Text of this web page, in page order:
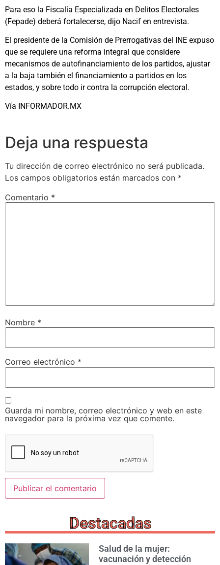
Para eso la Fiscalía Especializada en Delitos Electorales
(Fepade) deberá fortalecerse, dijo Nacif en entrevista.
El presidente de la Comisión de Prerrogativas del INE expuso
que se requiere una reforma integral que considere
mecanismos de autofinanciamiento de los partidos, ajustar
a la baja también el financiamiento a partidos en los
estados, y sobre todo ir contra la corrupción electoral.
Vía INFORMADOR.MX
Deja una respuesta
Tu dirección de correo electrónico no será publicada.
Los campos obligatorios están marcados con *
Comentario *
Nombre *
Correo electrónico *
Guarda mi nombre, correo electrónico y web en este
navegador para la próxima vez que comente.
Destacadas
Salud de la mujer:
vacunación y detección